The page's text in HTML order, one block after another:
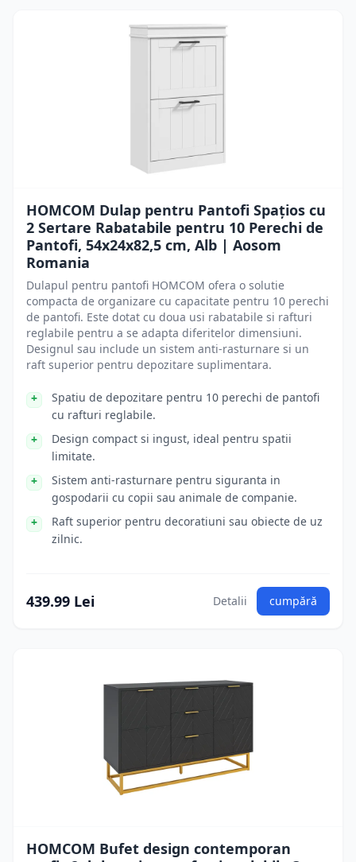
HOMCOM Dulap pentru Pantofi Spațios cu
2 Sertare Rabatabile pentru 10 Perechi de
Pantofi, 54x24x82,5 cm, Alb | Aosom
Romania
Dulapul pentru pantofi HOMCOM ofera o solutie
compacta de organizare cu capacitate pentru 10 perechi
de pantofi. Este dotat cu doua usi rabatabile si rafturi
reglabile pentru a se adapta diferitelor dimensiuni.
Designul sau include un sistem anti-rasturnare si un
raft superior pentru depozitare suplimentara.
Spatiu de depozitare pentru 10 perechi de pantofi
cu rafturi reglabile.
Design compact si ingust, ideal pentru spatii
limitate.
Sistem anti-rasturnare pentru siguranta in
gospodarii cu copii sau animale de companie.
Raft superior pentru decoratiuni sau obiecte de uz
zilnic.
439.99 Lei Detalii cumpără
HOMCOM Bufet design contemporan